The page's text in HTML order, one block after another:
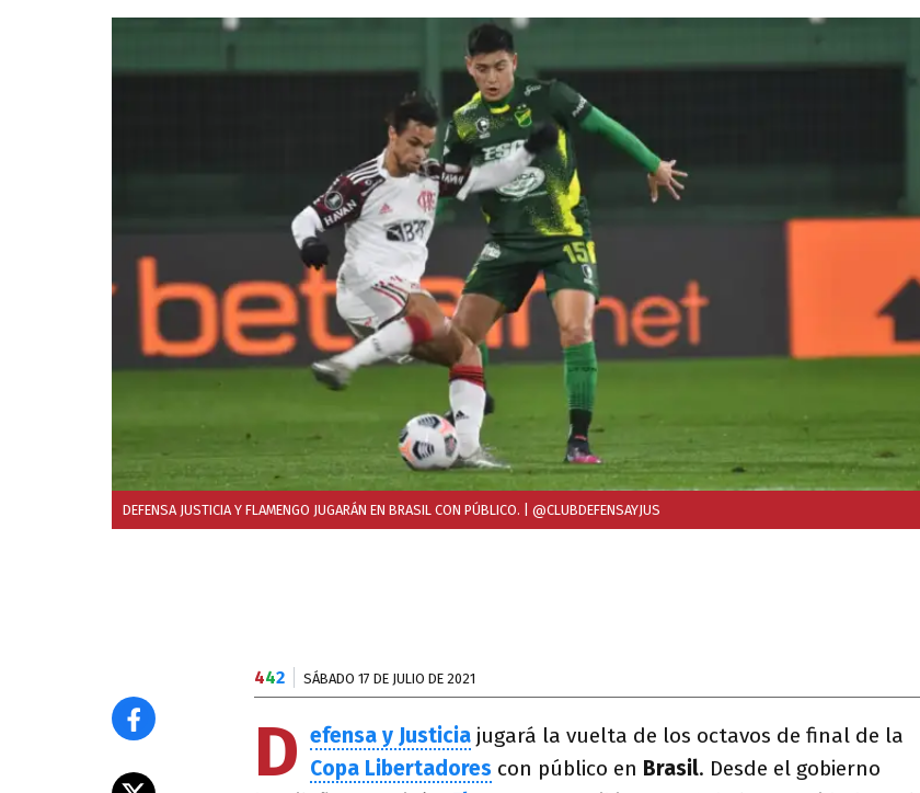
DEFENSA JUSTICIA Y FLAMENGO JUGARÁN EN BRASIL CON PÚBLICO. | @CLUBDEFENSAYJUS
442 SÁBADO 17 DE JULIO DE 2021
D efensa y Justicia jugará la vuelta de los octavos de final de la
Copa Libertadores con público en Brasil. Desde el gobierno